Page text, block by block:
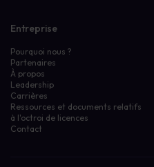
Entreprise
Pourquoi nous ?
Partenaires
À propos
Leadership
Carrières
Ressources et documents relatifs
à l'octroi de licences
Contact